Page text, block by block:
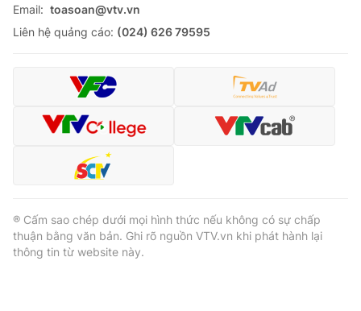
Email: toasoan@vtv.vn
Liên hệ quảng cáo: (024) 626 79595
® Cấm sao chép dưới mọi hình thức nếu không có sự chấp
thuận bằng văn bản. Ghi rõ nguồn VTV.vn khi phát hành lại
thông tin từ website này.